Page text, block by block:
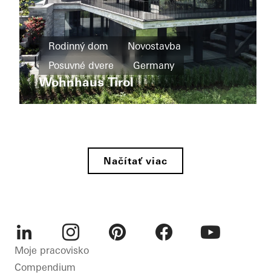
Rodinný
dom
Okná
Posuvné
dvere
F+C
House
Rodinný dom
Novostavba
Posuvné dvere
Germany
Wohnhaus Tirol
Rodinný
Načítať viac
LinkedInInstagram
Moje pracovisko
Compendium